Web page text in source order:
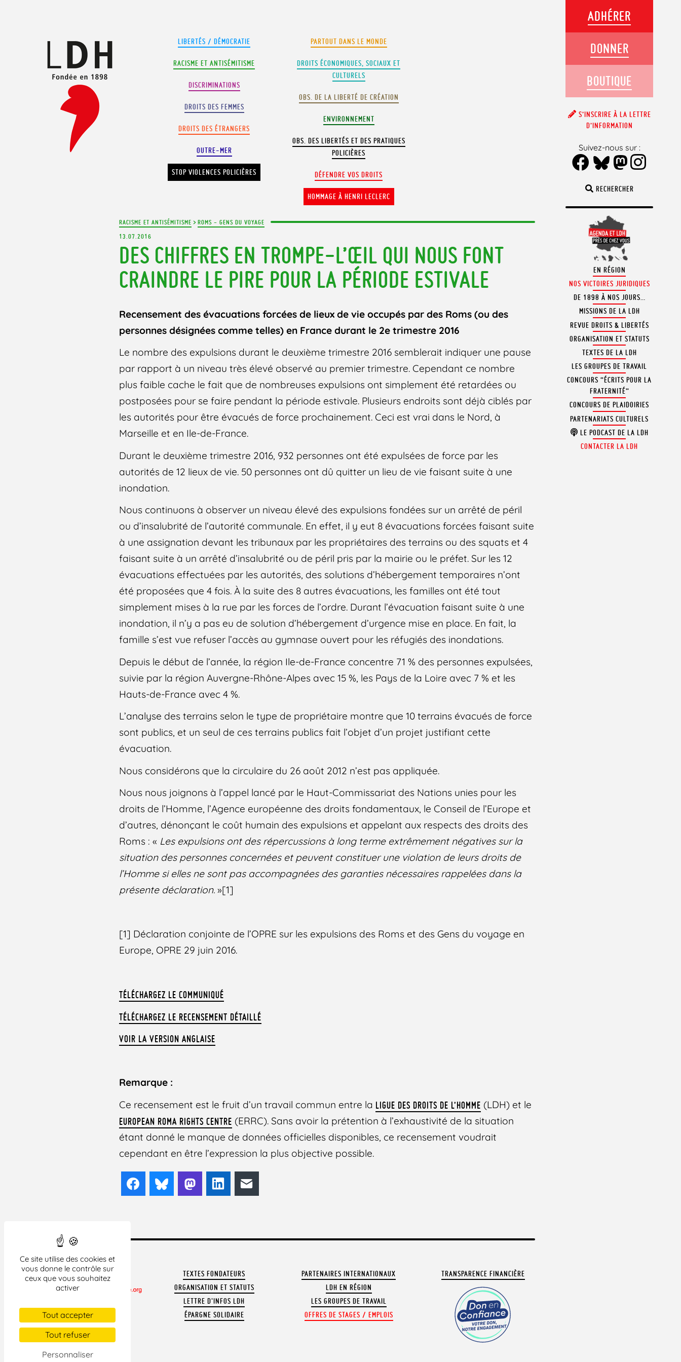
Ce site utilise des cookies et
vous donne le contrôle sur
ceux que vous souhaitez
activer
Tout accepter
Tout refuser
Personnaliser
LIBERTÉS / DÉMOCRATIE
RACISME ET ANTISÉMITISME
DISCRIMINATIONS
DROITS DES FEMMES
DROITS DES ÉTRANGERS
OUTRE-MER
STOP VIOLENCES POLICIÈRES
PARTOUT DANS LE MONDE
DROITS ÉCONOMIQUES, SOCIAUX ET
CULTURELS
OBS. DE LA LIBERTÉ DE CRÉATION
ENVIRONNEMENT
OBS. DES LIBERTÉS ET DES PRATIQUES
POLICIÈRES
DÉFENDRE VOS DROITS
HOMMAGE À HENRI LECLERC
RACISME ET ANTISÉMITISME >ROMS - GENS DU VOYAGE
13.07.2016
DES CHIFFRES EN TROMPE-L’ŒIL QUI NOUS FONT
CRAINDRE LE PIRE POUR LA PÉRIODE ESTIVALE
Recensement des évacuations forcées de lieux de vie occupés par des Roms (ou des
personnes désignées comme telles) en France durant le 2e trimestre 2016
Le nombre des expulsions durant le deuxième trimestre 2016 semblerait indiquer une pause
par rapport à un niveau très élevé observé au premier trimestre. Cependant ce nombre
plus faible cache le fait que de nombreuses expulsions ont simplement été retardées ou
postposées pour se faire pendant la période estivale. Plusieurs endroits sont déjà ciblés par
les autorités pour être évacués de force prochainement. Ceci est vrai dans le Nord, à
Marseille et en Ile-de-France.
Durant le deuxième trimestre 2016, 932 personnes ont été expulsées de force par les
autorités de 12 lieux de vie. 50 personnes ont dû quitter un lieu de vie faisant suite à une
inondation.
Nous continuons à observer un niveau élevé des expulsions fondées sur un arrêté de péril
ou d’insalubrité de l’autorité communale. En effet, il y eut 8 évacuations forcées faisant suite
à une assignation devant les tribunaux par les propriétaires des terrains ou des squats et 4
faisant suite à un arrêté d’insalubrité ou de péril pris par la mairie ou le préfet. Sur les 12
évacuations effectuées par les autorités, des solutions d’hébergement temporaires n’ont
été proposées que 4 fois. À la suite des 8 autres évacuations, les familles ont été tout
simplement mises à la rue par les forces de l’ordre. Durant l’évacuation faisant suite à une
inondation, il n’y a pas eu de solution d’hébergement d’urgence mise en place. En fait, la
famille s’est vue refuser l’accès au gymnase ouvert pour les réfugiés des inondations.
Depuis le début de l’année, la région Ile-de-France concentre 71 % des personnes expulsées,
suivie par la région Auvergne-Rhône-Alpes avec 15 %, les Pays de la Loire avec 7 % et les
Hauts-de-France avec 4 %.
L’analyse des terrains selon le type de propriétaire montre que 10 terrains évacués de force
sont publics, et un seul de ces terrains publics fait l’objet d’un projet justifiant cette
évacuation.
Nous considérons que la circulaire du 26 août 2012 n’est pas appliquée.
Nous nous joignons à l’appel lancé par le Haut-Commissariat des Nations unies pour les
droits de l’Homme, l’Agence européenne des droits fondamentaux, le Conseil de l’Europe et
d’autres, dénonçant le coût humain des expulsions et appelant aux respects des droits des
Roms : « Les expulsions ont des répercussions à long terme extrêmement négatives sur la
situation des personnes concernées et peuvent constituer une violation de leurs droits de
l’Homme si elles ne sont pas accompagnées des garanties nécessaires rappelées dans la
présente déclaration. »[1]
[1] Déclaration conjointe de l’OPRE sur les expulsions des Roms et des Gens du voyage en
Europe, OPRE 29 juin 2016.
TÉLÉCHARGEZ LE COMMUNIQUÉ
TÉLÉCHARGEZ LE RECENSEMENT DÉTAILLÉ
VOIR LA VERSION ANGLAISE
Remarque :
Ce recensement est le fruit d’un travail commun entre la LIGUE DES DROITS DE L’HOMME (LDH) et le
EUROPEAN ROMA RIGHTS CENTRE (ERRC). Sans avoir la prétention à l’exhaustivité de la situation
étant donné le manque de données officielles disponibles, ce recensement voudrait
cependant en être l’expression la plus objective possible.
FacebookBlueskyMastodonLinkedIn
CONTACTER LA LDH
REVUE DE PRESSE
ARCHIVES
TEXTES FONDATEURS
ORGANISATION ET STATUTS
LETTRE D'INFOS LDH
ÉPARGNE SOLIDAIRE
PARTENAIRES INTERNATIONAUX
LDH EN RÉGION
LES GROUPES DE TRAVAIL
OFFRES DE STAGES / EMPLOIS
TRANSPARENCE FINANCIÈRE
RECHERCHER
EN RÉGION
NOS VICTOIRES JURIDIQUES
DE 1898 À NOS JOURS…
MISSIONS DE LA LDH
REVUE DROITS & LIBERTÉS
ORGANISATION ET STATUTS
TEXTES DE LA LDH
LES GROUPES DE TRAVAIL
CONCOURS “ÉCRITS POUR LA
FRATERNITÉ”
CONCOURS DE PLAIDOIRIES
PARTENARIATS CULTURELS
LE PODCAST DE LA LDH
CONTACTER LA LDH
ADHÉRER
DONNER
BOUTIQUE
S’INSCRIRE À LA LETTRE
D’INFORMATION
Suivez-nous sur :